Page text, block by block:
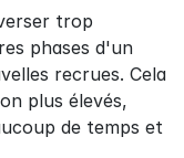
trop
phases d'un
recrues. Cela
plus élevés,
de temps et